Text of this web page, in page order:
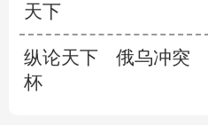
天下
纵论天下 俄乌冲突
杯